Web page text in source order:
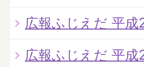
広報ふじえだ 平成
広報ふじえだ 平成